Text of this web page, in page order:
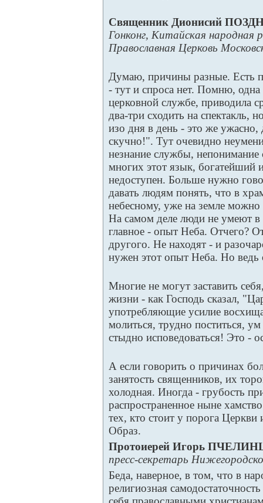
Священник Дионисий
Гонконг, Китайская народная
Православная Церковь
Думаю, причины разные. Есть
- тут и спроса нет. Помню,
церковной службе, приводила
два-три сходить на спектакль,
изо дня в день - это же
скучно!". Тут очевидно
незнание службы,
многих этот язык, богатейший
недоступен. Больше нужно
давать людям понять, что в
небесному, уже на земле
На самом деле люди не умеют в
главное - опыт Неба. Отчего?
другого. Не находят - и
нужен этот опыт Неба. Но ведь
Многие не могут заставить
жизни - как Господь сказал,
употребляющие усилие
молиться, трудно поститься,
стыдно исповедоваться! Это -
А если говорить о причинах
занятость священников, их
холодная. Иногда - грубость
распространенное ныне
тех, кто стоит у порога Церкви
Образ.
Протоиерей Игорь
пресс-секретарь
Беда, наверное, в том, что в
религиозная